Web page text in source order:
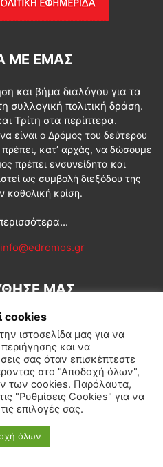
ΜΕ ΕΜΆΣ
και βήμα διαλόγου για τα
συλλογική πολιτική δράση.
Τρίτη στα περίπτερα.
είναι ο Δρόμος του δεύτερου
κατ’ αρχάς, να δώσουμε
πρέπει ενσυνείδητα και
ως συμβολή διεξόδου της
καθολική κρίση.
info@edromos.gr
ΜΑΣ
Διεθνή Κοινωνία
Αφιερώματα
Αριστεράς
cookies
ιστοσελίδα μας για να
και να
σας όταν επισκέπτεστε
στο "Αποδοχή όλων",
των cookies. Παρόλαυτα,
"Ρυθμίσεις Cookies" για να
επιλογές σας.
όλων